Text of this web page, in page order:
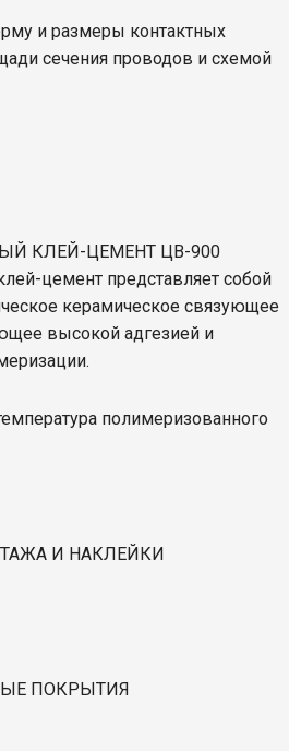
и размеры контактных
сечения проводов и схемой
КЛЕЙ-ЦЕМЕНТ ЦВ-900
цемент представляет собой
керамическое связующее
высокой адгезией и
полимеризованного
И НАКЛЕЙКИ
ПОКРЫТИЯ